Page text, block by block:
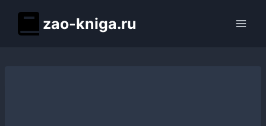
содержимому
zao-kniga.ru